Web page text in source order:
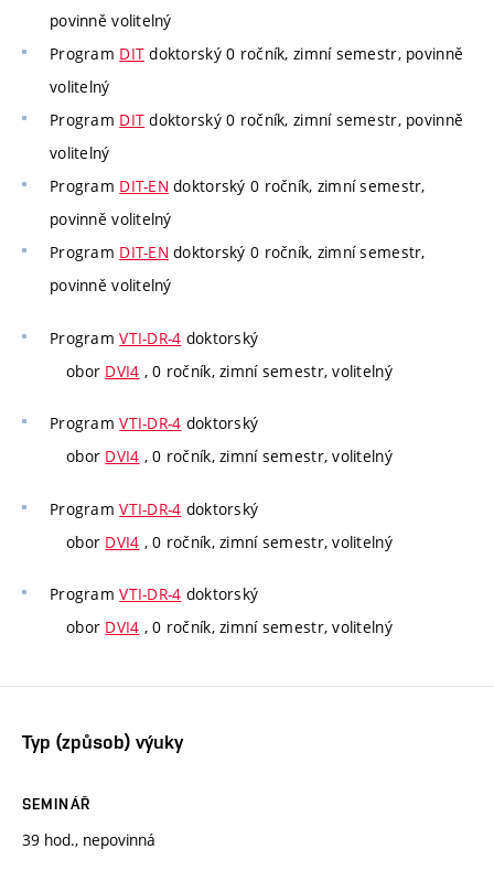
povinně volitelný
Program DIT doktorský 0 ročník, zimní semestr, povinně
volitelný
Program DIT doktorský 0 ročník, zimní semestr, povinně
volitelný
Program DIT-EN doktorský 0 ročník, zimní semestr,
povinně volitelný
Program DIT-EN doktorský 0 ročník, zimní semestr,
povinně volitelný
ProgramVTI-DR-4 doktorský
obor DVI4 , 0 ročník, zimní semestr, volitelný
ProgramVTI-DR-4 doktorský
obor DVI4 , 0 ročník, zimní semestr, volitelný
ProgramVTI-DR-4 doktorský
obor DVI4 , 0 ročník, zimní semestr, volitelný
ProgramVTI-DR-4 doktorský
obor DVI4 , 0 ročník, zimní semestr, volitelný
Typ (způsob) výuky
SEMINÁŘ
39 hod., nepovinná